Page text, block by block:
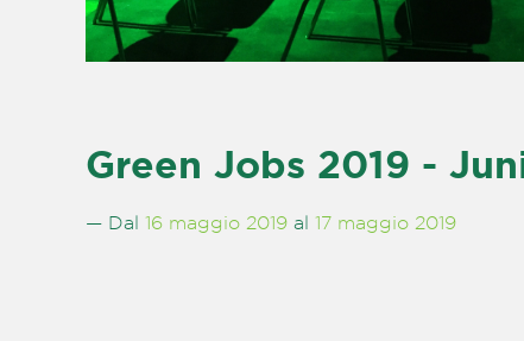
Green Jobs 2019 -
— Dal 16 maggio 2019 al 17 maggio 2019